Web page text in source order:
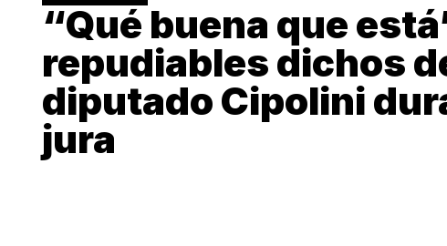
“Qué buena que
repudiables dichos
diputado Cipolini
jura